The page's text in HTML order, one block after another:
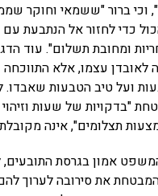
ברור "ששמאי וחוקר
כדי לחזור אל הנתבעת
ומחובת תשלום". עוד
עצמו, אלא התווכחה
ועל טיב הטבעות שאבדו.
"בדקויות של שעות
תצלומים", אינה מקובלת
אמון בגרסת
את סירובה לערוך